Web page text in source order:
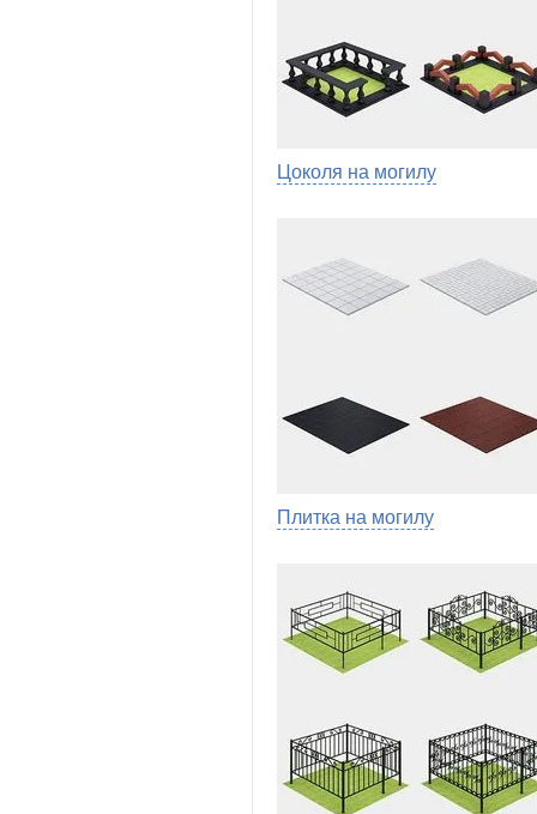
Цоколя на могилу
Плитка на могилу